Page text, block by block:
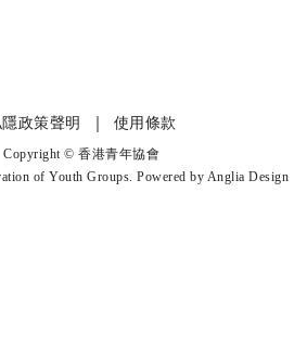
政策聲明 使用條款
Copyright © 香港青年協會
of Youth Groups. Powered by Anglia Design